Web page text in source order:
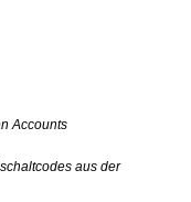
Accounts
aus der